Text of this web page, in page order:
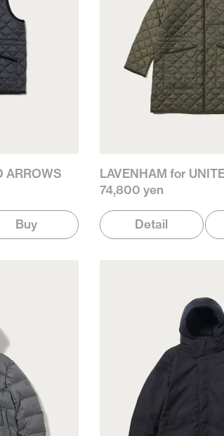
ARROWS
Buy
LAVENHAM for
74,800 yen
Detail